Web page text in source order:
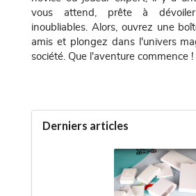
vous attend, prête à
inoubliables. Alors, ouvrez une
amis et plongez dans l'univers
société. Que l'aventure commence !
Derniers articles